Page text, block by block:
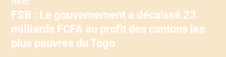
FSB : Le gouvernement a décaissé 23
milliards FCFA au profit des cantons les
plus pauvres du Togo